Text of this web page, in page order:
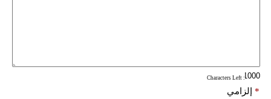
: Characters Left
إلزامي *